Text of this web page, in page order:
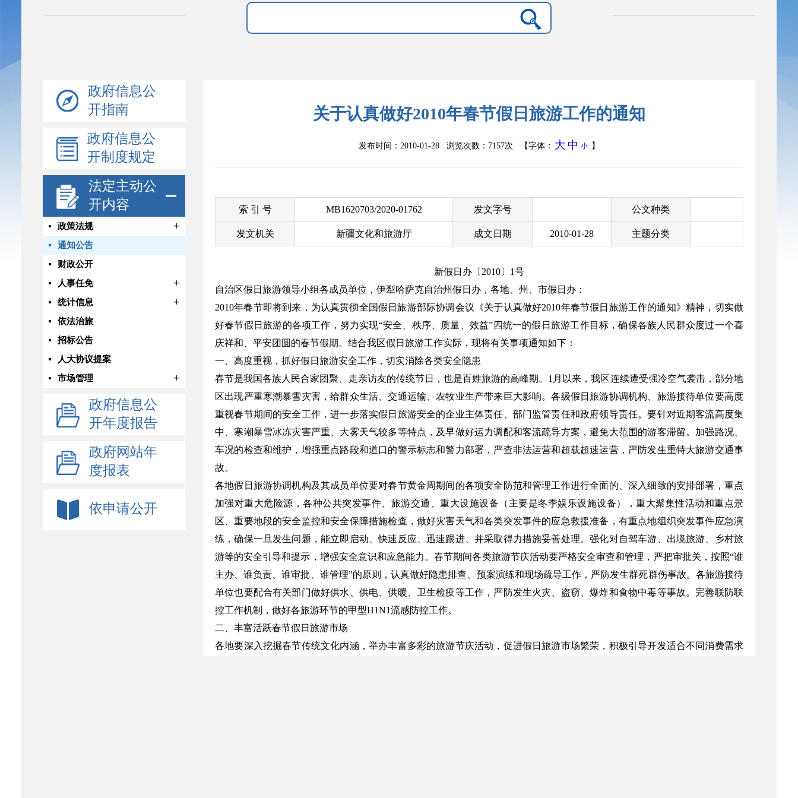
政府信息公
开指南
政府信息公
开制度规定
法定主动公
开内容
政策法规 +
通知公告
财政公开
人事任免
+
统计信息 +
依法治旅
招标公告
人大协议提案
市场管理
+
政府信息公
开年度报告
政府网站年
度报表
依申请公开
关于认真做好2010年春节假日旅游工作的通知
发布时间：2010-01-28 浏览次数： 7157次 【字体： 大 中 小 】
索 引 号 MB1620703/2020-01762 发文字号 公文种类
发文机关 新疆文化和旅游厅 成文日期 2010-01-28 主题分类
新假日办〔2010〕1号
自治区假日旅游领导小组各成员单位，伊犁哈萨克自治州假日办，各地、州、市假日办：
2010年春节即将到来，为认真贯彻全国假日旅游部际协调会议《关于认真做好2010年春节假日旅游工作的通知》精神，切实做
好春节假日旅游的各项工作，努力实现“安全、秩序、质量、效益”四统一的假日旅游工作目标，确保各族人民群众度过一个喜
庆祥和、平安团圆的春节假期。结合我区假日旅游工作实际，现将有关事项通知如下：
一、高度重视，抓好假日旅游安全工作，切实消除各类安全隐患
春节是我国各族人民合家团聚、走亲访友的传统节日，也是百姓旅游的高峰期。1月以来，我区连续遭受强冷空气袭击，部分地
区出现严重寒潮暴雪灾害，给群众生活、交通运输、农牧业生产带来巨大影响。各级假日旅游协调机构、旅游接待单位要高度
重视春节期间的安全工作，进一步落实假日旅游安全的企业主体责任、部门监管责任和政府领导责任。要针对近期客流高度集
中、寒潮暴雪冰冻灾害严重、大雾天气较多等特点，及早做好运力调配和客流疏导方案，避免大范围的游客滞留。加强路况、
车况的检查和维护，增强重点路段和道口的警示标志和警力部署，严查非法运营和超载超速运营，严防发生重特大旅游交通事
故。
各地假日旅游协调机构及其成员单位要对春节黄金周期间的各项安全防范和管理工作进行全面的、深入细致的安排部署，重点
加强对重大危险源，各种公共突发事件、旅游交通、重大设施设备（主要是冬季娱乐设施设备），重大聚集性活动和重点景
区、重要地段的安全监控和安全保障措施检查，做好灾害天气和各类突发事件的应急救援准备，有重点地组织突发事件应急演
练，确保一旦发生问题，能立即启动、快速反应、迅速跟进、并采取得力措施妥善处理。强化对自驾车游、出境旅游、乡村旅
游等的安全引导和提示，增强安全意识和应急能力。春节期间各类旅游节庆活动要严格安全审查和管理，严把审批关，按照“谁
主办、谁负责、谁审批、谁管理”的原则，认真做好隐患排查、预案演练和现场疏导工作，严防发生群死群伤事故。各旅游接待
单位也要配合有关部门做好供水、供电、供暖、卫生检疫等工作，严防发生火灾、盗窃、爆炸和食物中毒等事故。完善联防联
控工作机制，做好各旅游环节的甲型H1N1流感防控工作。
二、丰富活跃春节假日旅游市场
各地要深入挖掘春节传统文化内涵，举办丰富多彩的旅游节庆活动，促进假日旅游市场繁荣，积极引导开发适合不同消费需求